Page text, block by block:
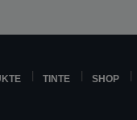
TINTE SHOP